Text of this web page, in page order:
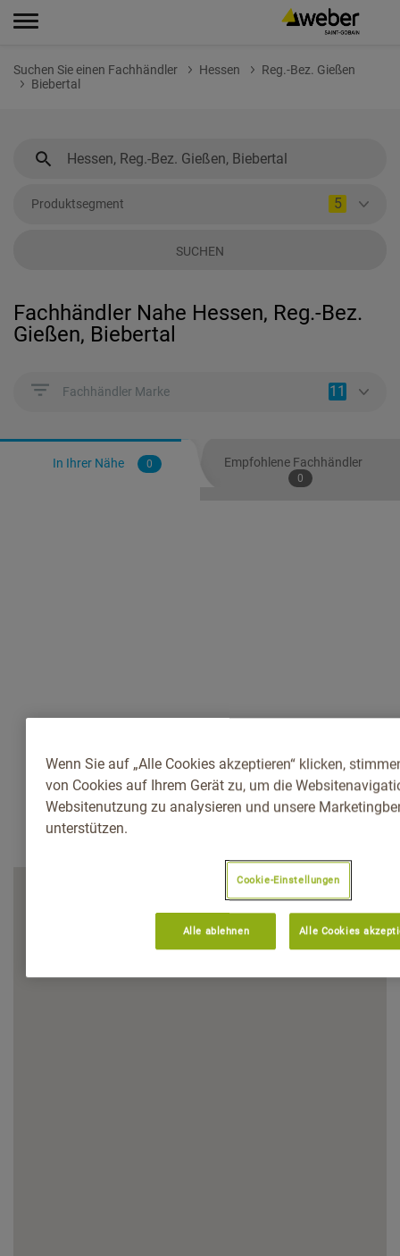
Suchen Sie einen Fachhändler Hessen
Reg.-Bez. Gießen
Biebertal
Produktsegment 5
SUCHEN
Fachhändler Nahe Hessen, Reg.-Bez.
Gießen, Biebertal
Fachhändler Marke 11
In Ihrer Nähe 0 Empfohlene Fachhändler
0
Wenn Sie auf „Alle Cookies akzeptieren“ klicken,
von Cookies auf Ihrem Gerät zu, um die
Websitenutzung zu analysieren und unsere
unterstützen.
Cookie-Einstellungen
Alle ablehnen Alle Cookies